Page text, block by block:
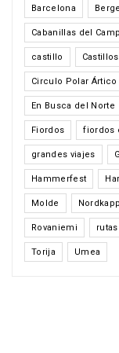
Barcelona
Cabanillas del
castillo Castillos
Circulo Polar Ártico
En Busca del Norte
Fiordos fiordos
grandes viajes
Hammerfest
Molde Nordkapp
Rovaniemi
Torija Umea